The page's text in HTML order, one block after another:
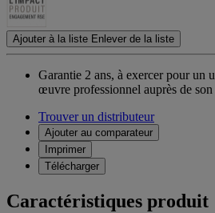
Ajouter à la liste Enlever de la liste
Garantie 2 ans, à exercer pour un
œuvre professionnel auprès de
Trouver un distributeur
Ajouter au comparateur
Imprimer
Télécharger
Caractéristiques produit